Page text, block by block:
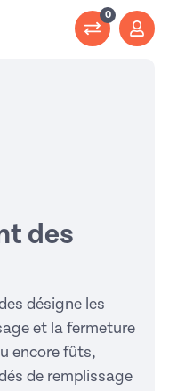
0
des
désigne les
et la fermeture
encore fûts,
de remplissage